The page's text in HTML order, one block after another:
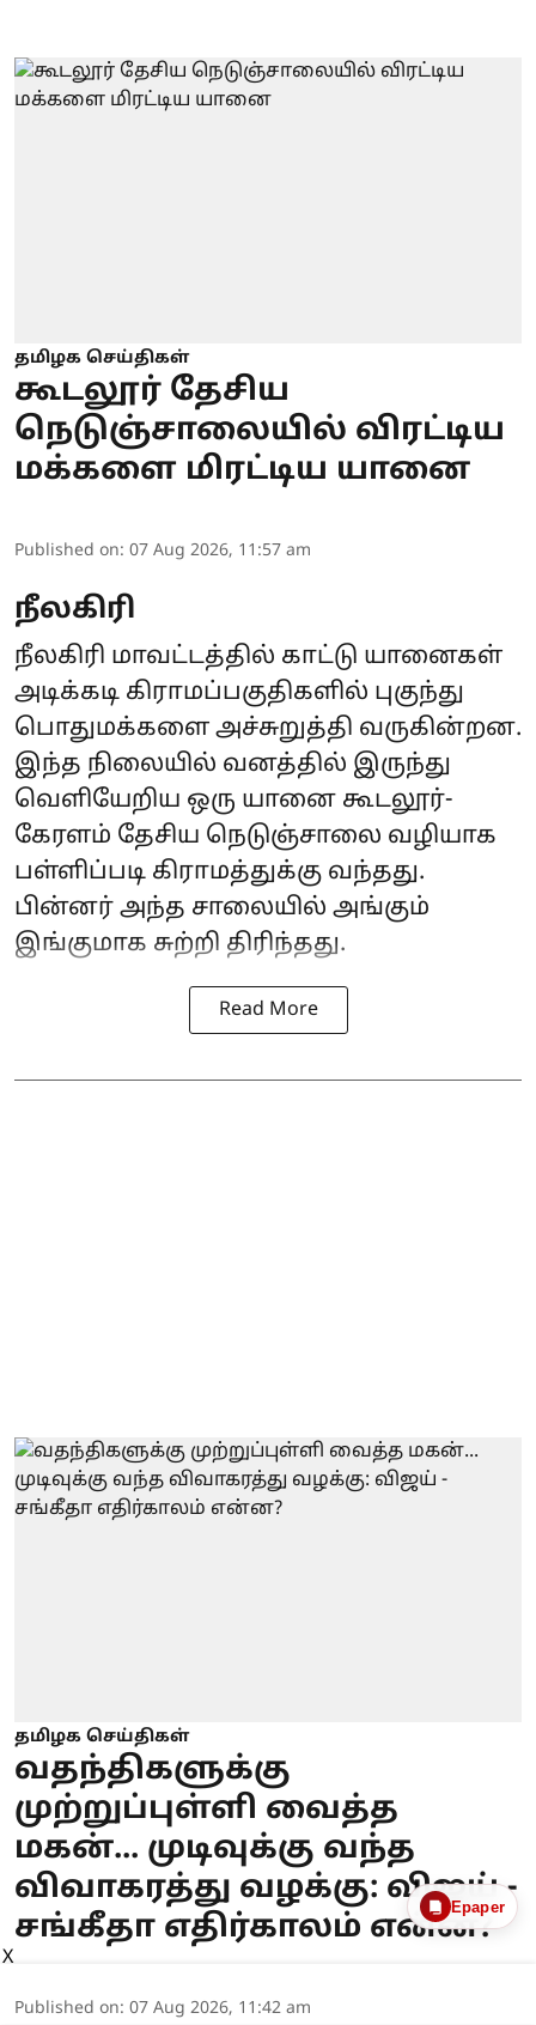
தமிழக செய்திகள்
கூடலூர் தேசிய
நெடுஞ்சாலையில் விரட்டிய
மக்களை மிரட்டிய யானை
Published on: 07 Aug 2026, 11:57 am
நீலகிரி
நீலகிரி மாவட்டத்தில் காட்டு யானைகள்
அடிக்கடி கிராமப்பகுதிகளில் புகுந்து
பொதுமக்களை அச்சுறுத்தி வருகின்றன.
இந்த நிலையில் வனத்தில் இருந்து
வெளியேறிய ஒரு யானை கூடலூர்-
கேரளம் தேசிய நெடுஞ்சாலை வழியாக
பள்ளிப்படி கிராமத்துக்கு வந்தது.
பின்னர் அந்த சாலையில் அங்கும்
இங்குமாக சுற்றி திரிந்தது.
Read More
தமிழக செய்திகள்
வதந்திகளுக்கு
முற்றுப்புள்ளி வைத்த
மகன்... முடிவுக்கு வந்த
விவாகரத்து வழக்கு: விஜய் -
சங்கீதா எதிர்காலம் என்ன?
Published on: 07 Aug 2026, 11:42 am
Epaper
X